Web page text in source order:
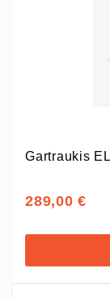
Gartraukis
289,00 €